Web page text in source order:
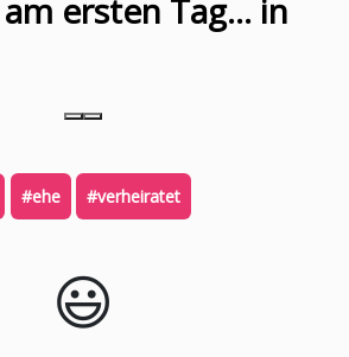
ersten Tag… in
#ehe #verheiratet
😃️